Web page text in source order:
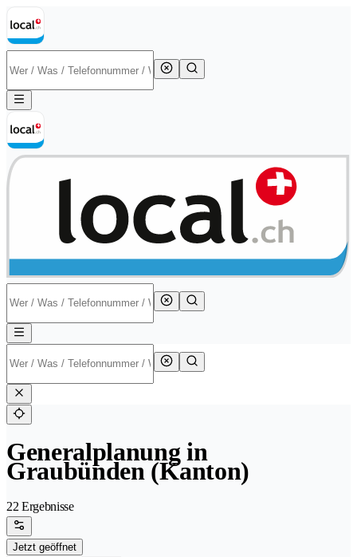
Generalplanung in
Graubünden (Kanton)
22 Ergebnisse
Jetzt geöffnet